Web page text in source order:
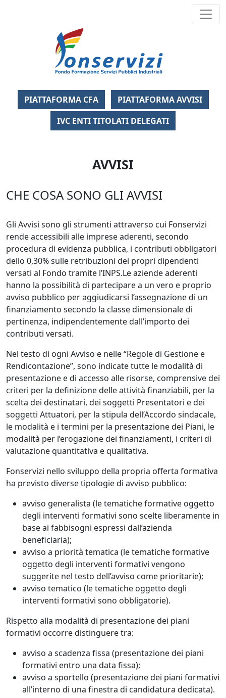
PIATTAFORMA CFA
PIATTAFORMA AVVISI
IVC ENTI TITOLATI DELEGATI
AVVISI
CHE COSA SONO GLI AVVISI
Gli Avvisi sono gli strumenti attraverso cui Fonservizi
rende accessibili alle imprese aderenti, secondo
procedura di evidenza pubblica, i contributi obbligatori
dello 0,30% sulle retribuzioni dei propri dipendenti
versati al Fondo tramite l’INPS.Le aziende aderenti
hanno la possibilità di partecipare a un vero e proprio
avviso pubblico per aggiudicarsi l’assegnazione di un
finanziamento secondo la classe dimensionale di
pertinenza, indipendentemente dall’importo dei
contributi versati.
Nel testo di ogni Avviso e nelle “Regole di Gestione e
Rendicontazione”, sono indicate tutte le modalità di
presentazione e di accesso alle risorse, comprensive dei
criteri per la definizione delle attività finanziabili, per la
scelta dei destinatari, dei soggetti Presentatori e dei
soggetti Attuatori, per la stipula dell’Accordo sindacale,
le modalità e i termini per la presentazione dei Piani, le
modalità per l’erogazione dei finanziamenti, i criteri di
valutazione quantitativa e qualitativa.
Fonservizi nello sviluppo della propria offerta formativa
ha previsto diverse tipologie di avviso pubblico:
avviso generalista (le tematiche formative oggetto
degli interventi formativi sono scelte liberamente in
base ai fabbisogni espressi dall’azienda
beneficiaria);
avviso a priorità tematica (le tematiche formative
oggetto degli interventi formativi vengono
suggerite nel testo dell’avviso come prioritarie);
avviso tematico (le tematiche oggetto degli
interventi formativi sono obbligatorie).
Rispetto alla modalità di presentazione dei piani
formativi occorre distinguere tra:
avviso a scadenza fissa (presentazione dei piani
formativi entro una data fissa);
avviso a sportello (presentazione dei piani formativi
all’interno di una finestra di candidatura dedicata).